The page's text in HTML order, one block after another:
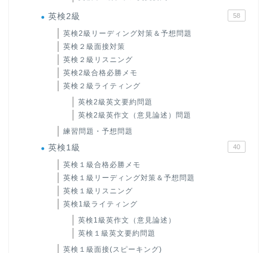
英検2級 58
英検2級リーディング対策＆予想問題
英検２級面接対策
英検２級リスニング
英検2級合格必勝メモ
英検２級ライティング
英検2級英文要約問題
英検2級英作文（意見論述）問題
練習問題・予想問題
英検1級 40
英検１級合格必勝メモ
英検１級リーディング対策＆予想問題
英検１級リスニング
英検1級ライティング
英検1級英作文（意見論述）
英検１級英文要約問題
英検１級面接(スピーキング)